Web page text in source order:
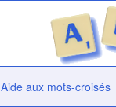
Aide aux mots-croisés